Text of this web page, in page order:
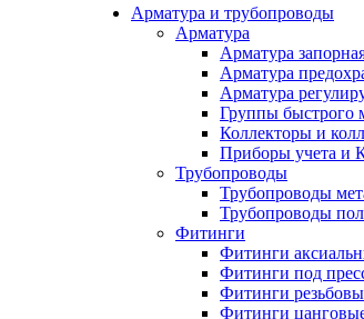
Арматура и трубопроводы
Арматура
Арматура
Арматура
Арматура
Группы быстрого
Коллекторы и
Приборы учета и
Трубопроводы
Трубопроводы
Трубопроводы
Фитинги
Фитинги
Фитинги под
Фитинги
Фитинги